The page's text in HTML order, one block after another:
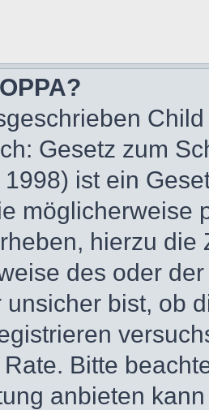
Gesetz zum
ist ein
möglicherweise
hierzu die
des oder
unsicher bist, ob
Bitte
anbieten